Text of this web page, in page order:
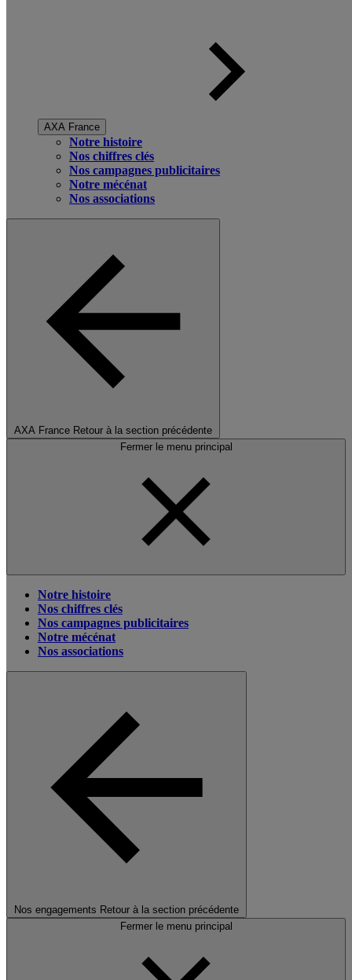
AXA France
Notre histoire
Nos chiffres clés
Nos campagnes publicitaires
Notre mécénat
Nos associations
AXA France Retour à la section précédente
Fermer le menu principal
Notre histoire
Nos chiffres clés
Nos campagnes publicitaires
Notre mécénat
Nos associations
Nos engagements Retour à la section précédente
Fermer le menu principal